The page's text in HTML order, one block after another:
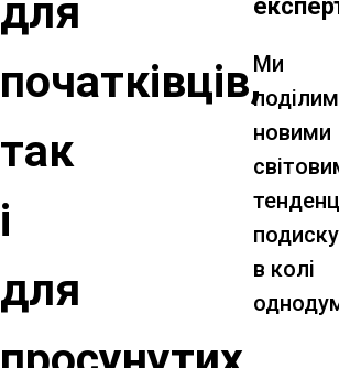
для
початківців,
так
і
для
Ми
новими
в колі